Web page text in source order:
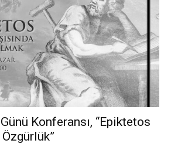
Konferansı, “Epiktetos